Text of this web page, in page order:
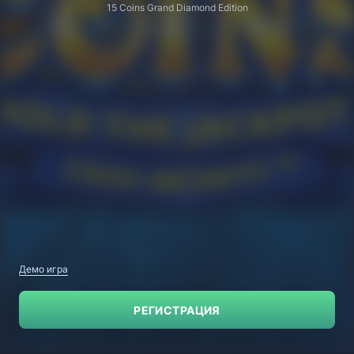
15 Coins Grand Diamond Edition
Демо игра
РЕГИСТРАЦИЯ